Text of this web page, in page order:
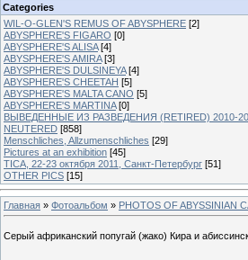
Categories
WIL-O-GLEN'S REMUS OF ABYSPHERE [2]
ABYSPHERE'S FIGARO [0]
ABYSPHERE'S ALISA [4]
ABYSPHERE'S AMIRA [3]
ABYSPHERE'S DULSINEYA [4]
ABYSPHERE'S CHEETAH [5]
ABYSPHERE'S MALTA CANO [5]
ABYSPHERE'S MARTINA [0]
ВЫВЕДЕННЫЕ ИЗ РАЗВЕДЕНИЯ (RETIRED) 2010-
NEUTERED [858]
Menschliches, Allzumenschliches [29]
Pictures at an exhibition [45]
TICA, 22-23 октября 2011, Санкт-Петербург [51]
OTHER PICS [15]
Главная » Фотоальбом » PHOTOS OF ABYSSINIAN
Серый африканский попугай (жако) Кира и